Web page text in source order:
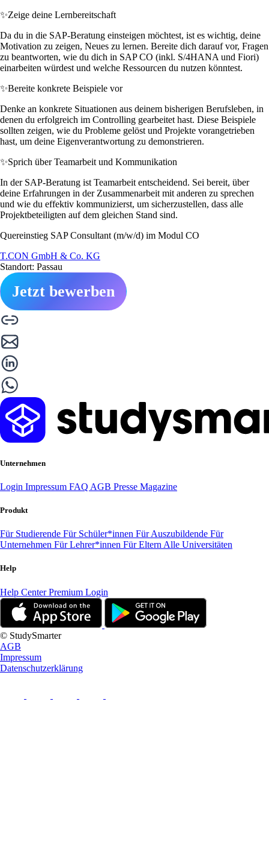
✨Zeige deine Lernbereitschaft
Da du in die SAP-Beratung einsteigen möchtest, ist es wichtig, deine
Motivation zu zeigen, Neues zu lernen. Bereite dich darauf vor, Fragen
zu beantworten, wie du dich in SAP CO (inkl. S/4HANA und Fiori)
einarbeiten würdest und welche Ressourcen du nutzen könntest.
✨Bereite konkrete Beispiele vor
Denke an konkrete Situationen aus deinem bisherigen Berufsleben, in
denen du erfolgreich im Controlling gearbeitet hast. Diese Beispiele
sollten zeigen, wie du Probleme gelöst und Projekte vorangetrieben
hast, um deine Eigenverantwortung zu demonstrieren.
✨Sprich über Teamarbeit und Kommunikation
In der SAP-Beratung ist Teamarbeit entscheidend. Sei bereit, über
deine Erfahrungen in der Zusammenarbeit mit anderen zu sprechen
und wie du effektiv kommunizierst, um sicherzustellen, dass alle
Projektbeteiligten auf dem gleichen Stand sind.
Quereinstieg SAP Consultant (m/w/d) im Modul CO
T.CON GmbH & Co. KG
Standort: Passau
Jetzt bewerben
Unternehmen
Login Impressum FAQ AGB Presse Magazine
Produkt
Für Studierende Für Schüler*innen Für Auszubildende Für
Unternehmen Für Lehrer*innen Für Eltern Alle Universitäten
Help
Help CenterPremium Login
© StudySmarter
AGB
Impressum
Datenschutzerklärung